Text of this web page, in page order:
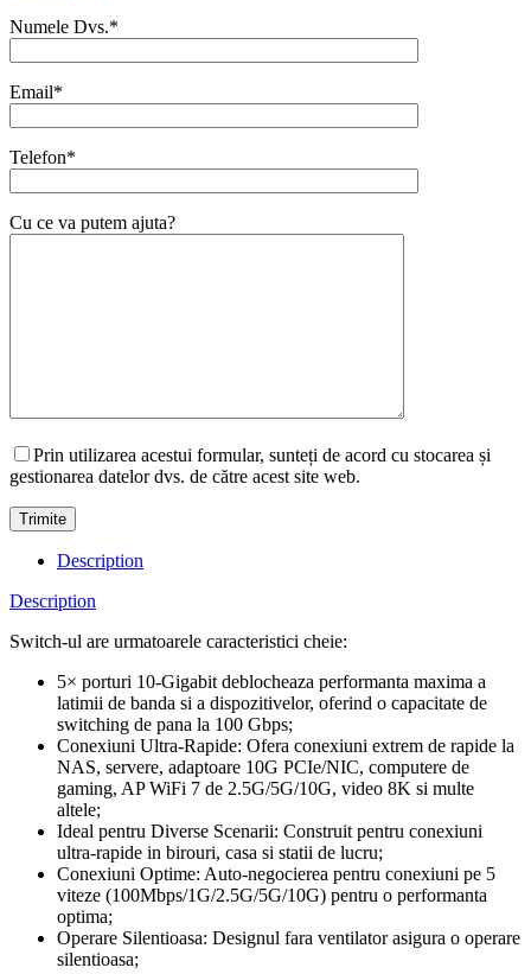
Numele Dvs.*
Email*
Telefon*
Cu ce va putem ajuta?
Prin utilizarea acestui formular, sunteți de acord cu stocarea și
gestionarea datelor dvs. de către acest site web.
Description
Description
Switch-ul are urmatoarele caracteristici cheie:
5× porturi 10-Gigabit deblocheaza performanta maxima a
latimii de banda si a dispozitivelor, oferind o capacitate de
switching de pana la 100 Gbps;
Conexiuni Ultra-Rapide: Ofera conexiuni extrem de rapide la
NAS, servere, adaptoare 10G PCIe/NIC, computere de
gaming, AP WiFi 7 de 2.5G/5G/10G, video 8K si multe
altele;
Ideal pentru Diverse Scenarii: Construit pentru conexiuni
ultra-rapide in birouri, casa si statii de lucru;
Conexiuni Optime: Auto-negocierea pentru conexiuni pe 5
viteze (100Mbps/1G/2.5G/5G/10G) pentru o performanta
optima;
Operare Silentioasa: Designul fara ventilator asigura o operare
silentioasa;